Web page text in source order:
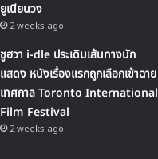
ยูเนียนวง
2 weeks ago
ชูฮวา i-dle ประเดิมเส้นทางนัก
แสดง หนังเรื่องแรกถูกเลือกเข้าฉาย
เทศกาล Toronto International
Film Festival
2 weeks ago